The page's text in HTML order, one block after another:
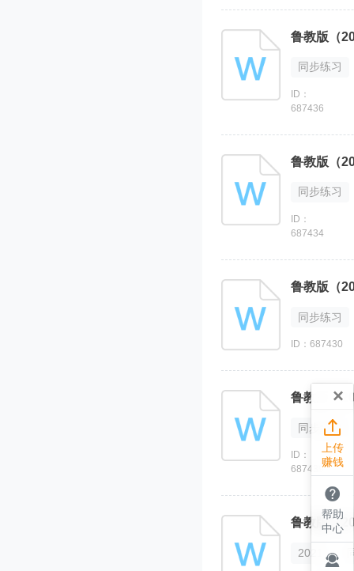
同步练习
ID：
687436
同步练习
ID：
687434
同步练习
ID：687430
同步练习
ID：
687439
2021
×

上传
赚钱

帮助
中心
